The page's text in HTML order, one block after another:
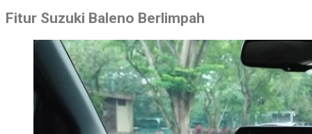
Fitur Suzuki Baleno Berlimpah